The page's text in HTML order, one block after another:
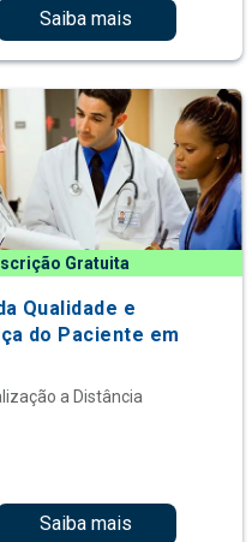
Saiba mais
Gratuita
Qualidade e
do Paciente em
a Distância
Saiba mais